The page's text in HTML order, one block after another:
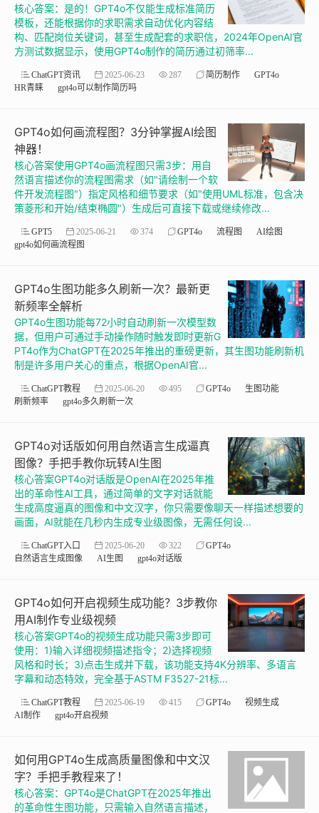
核心答案：是的！GPT4o不仅能生成标准简历
模板，还能根据你的求职需求自动优化内容结
构、匹配岗位关键词，甚至生成配套的求职信，2024年OpenAI官
方测试数据显示，使用GPT4o制作的简历通过初筛率...
ChatGPT资讯 2025-06-23 287 简历制作
GPT4o
HR青睐
gpt4o可以制作简历吗
GPT4o如何画流程图？3分钟掌握AI绘图
神器！
核心答案使用GPT4o画流程图只需3步：用自
然语言描述你的流程图需求（如"请绘制一个软
件开发流程图"）指定风格和细节要求（如"使用UML标准，包含决
策菱形和开始/结束椭圆"）生成后可直接下载或继续修改...
GPT5 2025-06-21 374 GPT4o 流程图
AI绘图
gpt4o如何画流程图
GPT4o生图功能多久刷新一次？最新更
新频率全解析
GPT4o生图功能每72小时自动刷新一次模型数
据，但用户可通过手动操作随时触发即时更新G
PT4o作为ChatGPT在2025年推出的重磅更新，其生图功能刷新机
制是许多用户关心的重点，根据OpenAI官...
ChatGPT教程 2025-06-20 495 GPT4o
生图功能
刷新频率
gpt4o多久刷新一次
GPT4o对话版如何用自然语言生成逼真
图像？手把手教你玩转AI生图
核心答案GPT4o对话版是OpenAI在2025年推
出的革命性AI工具，通过简单的文字对话就能
生成高度逼真的图像和中文汉字，你只需要像聊天一样描述想要的
画面，AI就能在几秒内生成专业级图像，无需任何设...
ChatGPT入口 2025-06-20 322
GPT4o
自然语言生成图像
AI生图 gpt4o对话版
GPT4o如何开启视频生成功能？3步教你
用AI制作专业级视频
核心答案GPT4o的视频生成功能只需3步即可
使用：1)输入详细视频描述指令；2)选择视频
风格和时长；3)点击生成并下载，该功能支持4K分辨率、多语言
字幕和动态特效，完全基于ASTM F3527-21标...
ChatGPT教程 2025-06-19 415 GPT4o
视频生成
AI制作
gpt4o开启视频
如何用GPT4o生成高质量图像和中文汉
字？手把手教程来了！
核心答案：GPT4o是ChatGPT在2025年推出
的革命性生图功能，只需输入自然语言描述，